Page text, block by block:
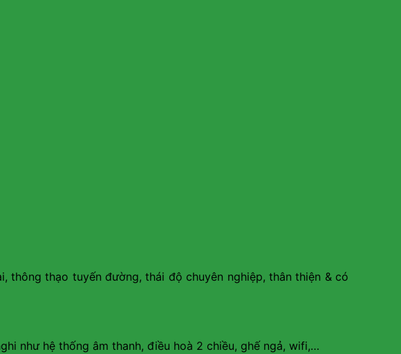
thông thạo tuyến đường, thái độ chuyên nghiệp, thân thiện & có
như hệ thống âm thanh, điều hoà 2 chiều, ghế ngả, wifi,…